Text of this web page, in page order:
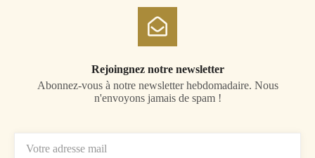
Rejoingnez notre newsletter
Abonnez-vous à notre newsletter hebdomadaire. Nous
n'envoyons jamais de spam !